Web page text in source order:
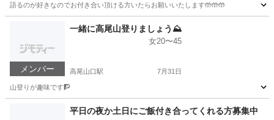
語るのが好きなのでお付き合い頂ける方いたらお願いいたします🤲🤲🤲
池袋駅 友達
メンバー
一緒に高尾山登りましょう⛰️
女20〜45
高尾山口駅 7月31日
山登りが趣味です🧗
高尾山口駅 山登
平日の夜か土日にご飯付き合ってくれる方募集中